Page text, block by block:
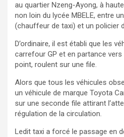
au quartier Nzeng-Ayong, à
non loin du lycée MBELE, entre
(chauffeur de taxi) et un policier
D’ordinaire, il est établi que les
carrefour GP et en partance vers
point, roulent sur une file.
Alors que tous les véhicules
un véhicule de marque Toyota
sur une seconde file attirant
régulation de la circulation.
Ledit taxi a forcé le passage en